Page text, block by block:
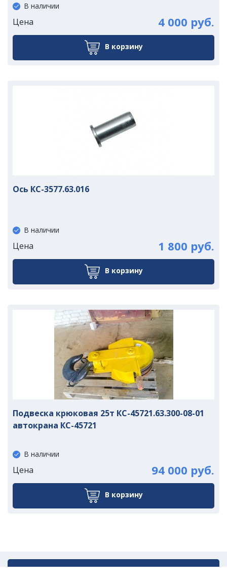
В наличии
Цена 4 000 руб.
В корзину
Ось КС-3577.63.016
В наличии
Цена 1 800 руб.
В корзину
Подвеска крюковая 25т КС-45721.63.300-08-01
автокрана КС-45721
В наличии
Цена 94 000 руб.
В корзину